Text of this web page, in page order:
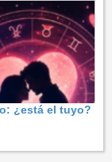
¿está el tuyo?